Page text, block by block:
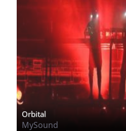
Orbital
MySound